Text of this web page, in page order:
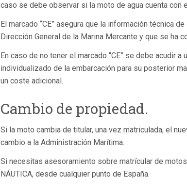
caso se debe observar si la moto de agua cuenta con
El marcado “CE” asegura que la información técnica
Dirección General de la Marina Mercante y que se ha
En caso de no tener el marcado “CE” se debe acudir
individualizado de la embarcación para su posterior
un coste adicional.
Cambio de propiedad.
Si la moto cambia de titular, una vez matriculada, el
cambio a la Administración Marítima.
Si necesitas asesoramiento sobre matrícular de
NÁUTICA, desde cualquier punto de España.